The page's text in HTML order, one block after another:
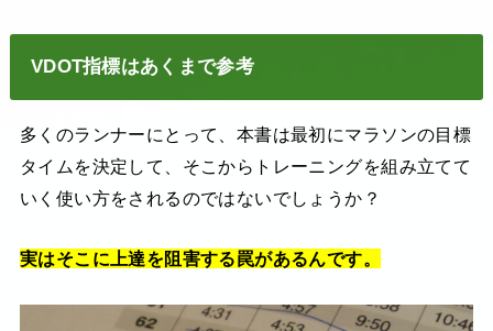
VDOT指標はあくまで参考
多くのランナーにとって、本書は最初にマラソンの目標
タイムを決定して、そこからトレーニングを組み立てて
いく使い方をされるのではないでしょうか？
実はそこに上達を阻害する罠があるんです。